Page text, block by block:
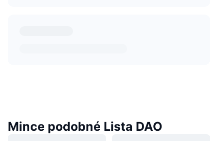
Mince podobné Lista DAO